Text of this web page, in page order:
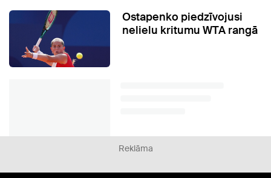
Ostapenko piedzīvojusi
nelielu kritumu WTA rangā
Reklāma